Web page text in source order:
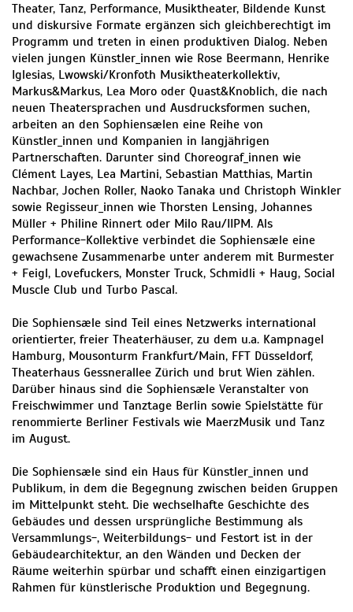
Theater, Tanz, Performance, Musiktheater, Bildende Kunst
und diskursive Formate ergänzen sich gleichberechtigt im
Programm und treten in einen produktiven Dialog. Neben
vielen jungen Künstler_innen wie Rose Beermann, Henrike
Iglesias, Lwowski/Kronfoth Musiktheaterkollektiv,
Markus&Markus, Lea Moro oder Quast&Knoblich, die nach
neuen Theatersprachen und Ausdrucksformen suchen,
arbeiten an den Sophiensælen eine Reihe von
Künstler_innen und Kompanien in langjährigen
Partnerschaften. Darunter sind Choreograf_innen wie
Clément Layes, Lea Martini, Sebastian Matthias, Martin
Nachbar, Jochen Roller, Naoko Tanaka und Christoph Winkler
sowie Regisseur_innen wie Thorsten Lensing, Johannes
Müller + Philine Rinnert oder Milo Rau/IIPM. Als
Performance-Kollektive verbindet die Sophiensæle eine
gewachsene Zusammenarbe unter anderem mit Burmester
+ Feigl, Lovefuckers, Monster Truck, Schmidli + Haug, Social
Muscle Club und Turbo Pascal.
Die Sophiensæle sind Teil eines Netzwerks international
orientierter, freier Theaterhäuser, zu dem u.a. Kampnagel
Hamburg, Mousonturm Frankfurt/Main, FFT Düsseldorf,
Theaterhaus Gessnerallee Zürich und brut Wien zählen.
Darüber hinaus sind die Sophiensæle Veranstalter von
Freischwimmer und Tanztage Berlin sowie Spielstätte für
renommierte Berliner Festivals wie MaerzMusik und Tanz
im August.
Die Sophiensæle sind ein Haus für Künstler_innen und
Publikum, in dem die Begegnung zwischen beiden Gruppen
im Mittelpunkt steht. Die wechselhafte Geschichte des
Gebäudes und dessen ursprüngliche Bestimmung als
Versammlungs-, Weiterbildungs- und Festort ist in der
Gebäudearchitektur, an den Wänden und Decken der
Räume weiterhin spürbar und schafft einen einzigartigen
Rahmen für künstlerische Produktion und Begegnung.